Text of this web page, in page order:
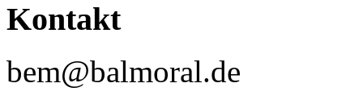
Kontakt
bem@balmoral.de